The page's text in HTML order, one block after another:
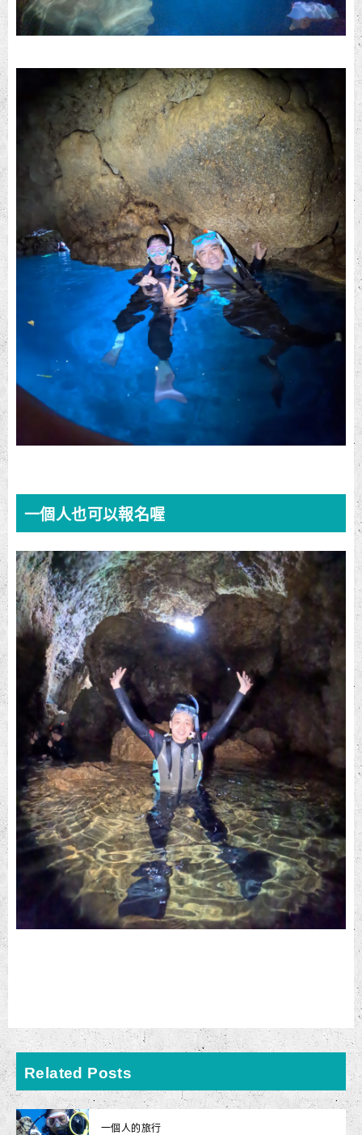
一個人也可以報名喔
Related Posts
一個人的旅行